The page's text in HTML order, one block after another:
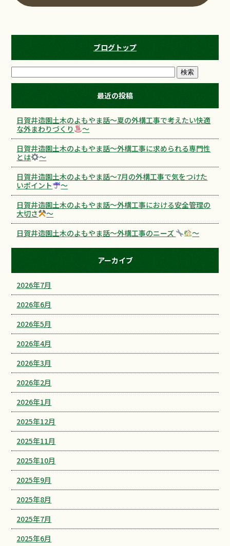
ブログトップ
最近の投稿
日賀井造園土木のよもやま話～夏の外構工事で考えたい快適
な外まわりづくり
～
日賀井造園土木のよもやま話～外構工事に求められる専門性
とは
～
日賀井造園土木のよもやま話～7月の外構工事で気をつけた
いポイント
～
日賀井造園土木のよもやま話～外構工事における安全管理の
大切さ
～
日賀井造園土木のよもやま話～外構工事のニーズ
～
アーカイブ
2026年7月
2026年6月
2026年5月
2026年4月
2026年3月
2026年2月
2026年1月
2025年12月
2025年11月
2025年10月
2025年9月
2025年8月
2025年7月
2025年6月